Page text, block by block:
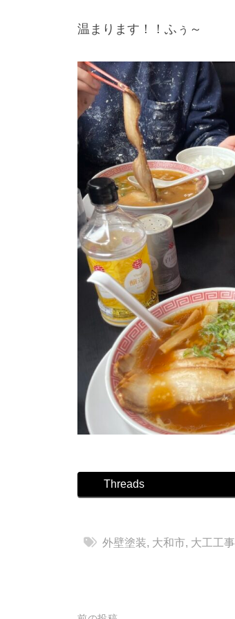
温まります！！ふぅ～
Threads
外壁塗装, 大和市, 大工工事